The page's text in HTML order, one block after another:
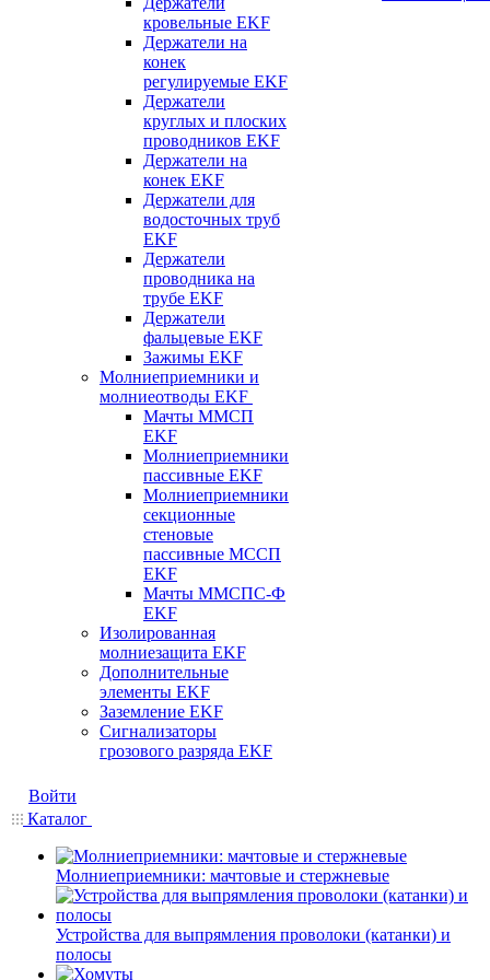
кровельные EKF
Держатели на
конек
регулируемые EKF
Держатели
круглых и плоских
проводников EKF
Держатели на
конек EKF
Держатели для
водосточных труб
EKF
Держатели
проводника на
трубе EKF
Держатели
фальцевые EKF
Зажимы EKF
Молниеприемники и
молниеотводы EKF
Мачты ММСП
EKF
Молниеприемники
пассивные EKF
Молниеприемники
секционные
стеновые
пассивные МССП
EKF
Мачты ММСПС-Ф
EKF
Изолированная
молниезащита EKF
Дополнительные
элементы EKF
Заземление EKF
Сигнализаторы
грозового разряда EKF
Войти
Каталог
Молниеприемники: мачтовые и стержневые
Устройства для выпрямления проволоки (катанки) и
полосы